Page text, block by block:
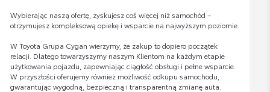
Wybierając naszą ofertę, zyskujesz coś więcej niż samochód –
otrzymujesz kompleksową opiekę i wsparcie na najwyższym poziomie.
W Toyota Grupa Cygan wierzymy, że zakup to dopiero początek
relacji. Dlatego towarzyszymy naszym Klientom na każdym etapie
użytkowania pojazdu, zapewniając ciągłość obsługi i pełne wsparcie.
W przyszłości oferujemy również możliwość odkupu samochodu,
gwarantując wygodną, bezpieczną i transparentną zmianę auta.